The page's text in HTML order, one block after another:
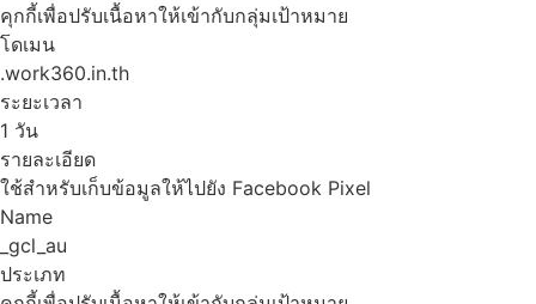
คุกกี้เพื่อปรับเนื้อหาให้เข้ากับกลุ่มเป้าหมาย
โดเมน
.work360.in.th
ระยะเวลา
1 วัน
รายละเอียด
ใช้สำหรับเก็บข้อมูลให้ไปยัง Facebook Pixel
Name
_gcl_au
ประเภท